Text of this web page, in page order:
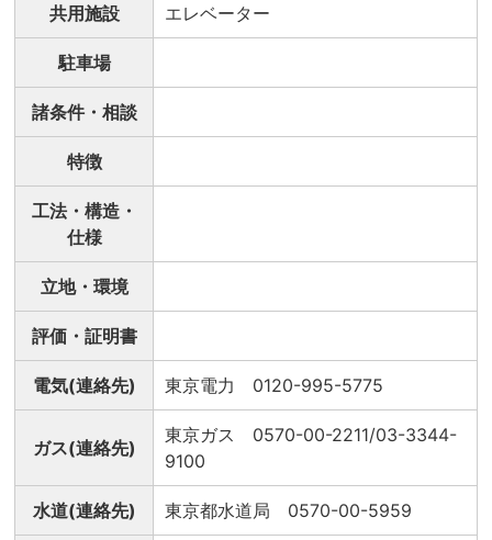
共用施設 エレベーター
駐車場
諸条件・相談
特徴
工法・構造・
仕様
立地・環境
評価・証明書
電気(連絡先) 東京電力 0120-995-5775
ガス(連絡先)
東京ガス 0570-00-2211/03-3344-
9100
水道(連絡先) 東京都水道局 0570-00-5959